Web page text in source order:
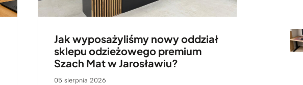
Jak wyposażyliśmy nowy oddział
sklepu odzieżowego premium
Szach Mat w Jarosławiu?
05 sierpnia 2026